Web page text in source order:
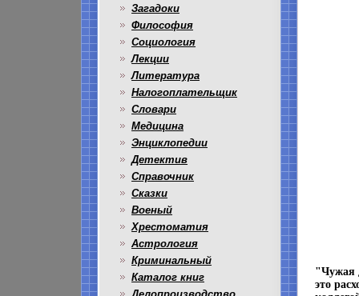
Загадоки
Философия
Социология
Лекции
Литература
Налогоплательщик
Словари
Медицина
Энциклопедии
Детектив
Справочник
Сказки
Военый
Хрестоматия
Астрология
Криминальный
Каталог книг
"Чужая
это